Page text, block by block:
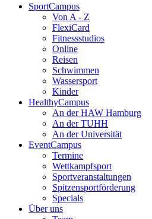
SportCampus
Von A - Z
FlexiCard
Fitnessstudios
Online
Reisen
Schwimmen
Wassersport
Kinder
HealthyCampus
An der HAW Hamburg
An der TUHH
An der Universität
EventCampus
Termine
Wettkampfsport
Sportveranstaltungen
Spitzensportförderung
Specials
Über uns